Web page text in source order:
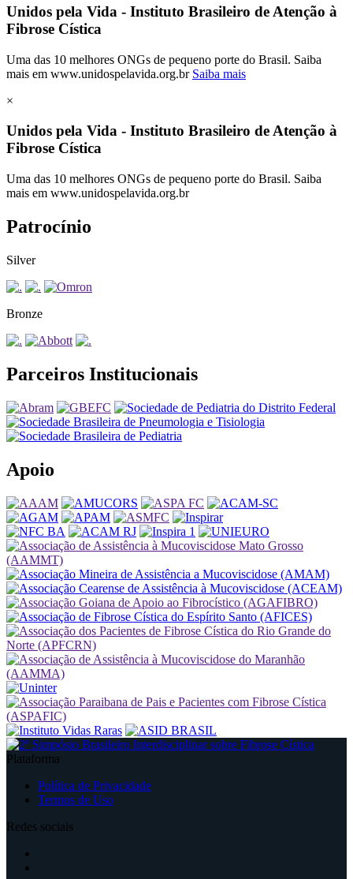
Unidos pela Vida - Instituto Brasileiro de Atenção à
Fibrose Cística
Uma das 10 melhores ONGs de pequeno porte do Brasil. Saiba
mais em www.unidospelavida.org.br Saiba mais
×
Unidos pela Vida - Instituto Brasileiro de Atenção à
Fibrose Cística
Uma das 10 melhores ONGs de pequeno porte do Brasil. Saiba
mais em www.unidospelavida.org.br
Patrocínio
Silver
Bronze
Parceiros Institucionais
Apoio
Plataforma
Política de Privacidade
Termos de Uso
Redes sociais